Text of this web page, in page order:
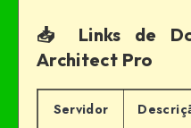
📥 Links de
Architect Pro
Servidor